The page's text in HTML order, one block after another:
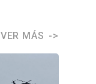
VER MÁS